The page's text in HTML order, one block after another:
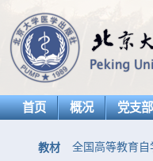
首页 概况 党支部
教材 全国高等教育